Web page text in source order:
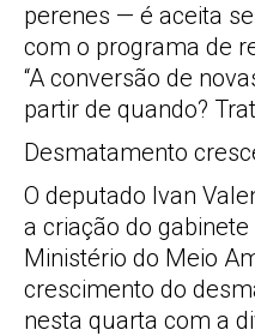
perenes — é aceita
com o programa de
“A conversão de
partir de quando?
Desmatamento
O deputado Ivan
a criação do
Ministério do Meio
crescimento do
nesta quarta com a